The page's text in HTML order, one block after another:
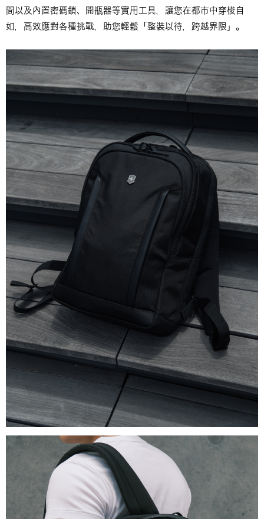
間以及內置密碼鎖、開瓶器等實用工具，讓您在都市中穿梭自
如，高效應對各種挑戰，助您輕鬆「整裝以待，跨越界限」。